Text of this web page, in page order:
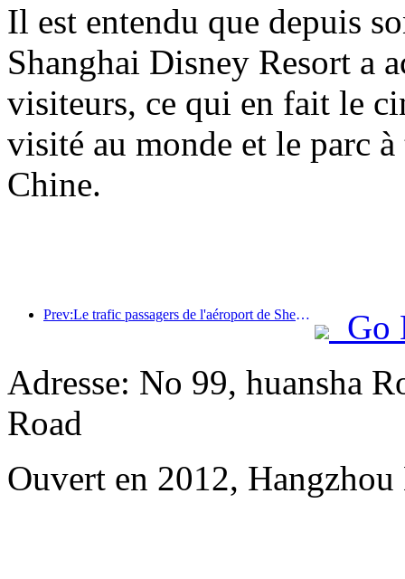
Il est entendu que depuis
Shanghai Disney Resort a
visiteurs, ce qui en fait le
visité au monde et le parc
Chine.
Prev:Le trafic passagers de l'aéroport de Shenzhen a dépassé les 3 millions cette année, établissant un nouveau record pour la même période.
Go
Adresse: No 99, huansha
Road
Ouvert en 2012,